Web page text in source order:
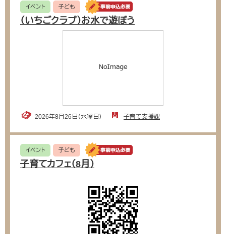
イベント 子ども
（いちごクラブ）お水で遊ぼう
2026年8月26日（水曜日） 子育て支援課
イベント 子ども
子育てカフェ（8月）